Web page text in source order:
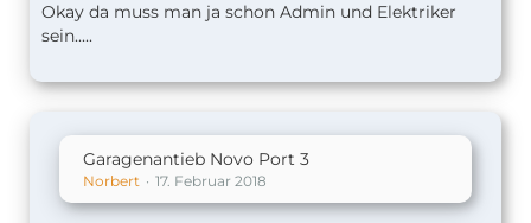
Okay da muss man ja schon Admin und Elektriker
sein.....
Garagenantieb Novo Port 3
Norbert 17. Februar 2018